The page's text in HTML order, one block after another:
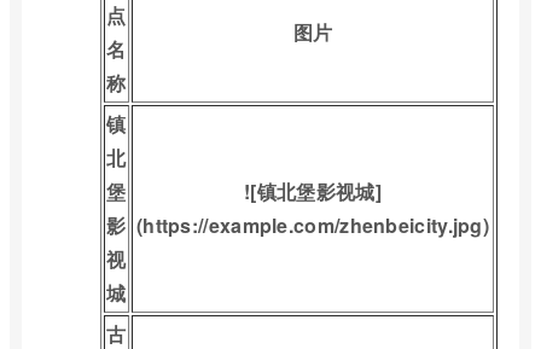
点
名
称
图片
镇
北
堡
影
视
城
![镇北堡影视城]
(https://example.com/zhenbeicity.jpg)
古